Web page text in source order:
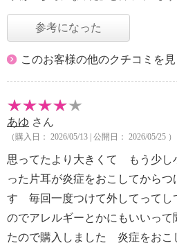
参考になった
このお客様の他のクチコミを見
あゆ さん
（購入日： 2026/05/13 | 公開日： 2026/05/25 ）
思ってたより大きくて もう少し
った片耳が炎症をおこしてから
す 毎回一度つけて外してって
のでアレルギーとかにもいいって
たので購入しました 炎症をおこ